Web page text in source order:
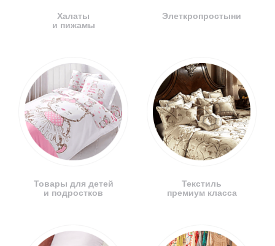
Халаты
и пижамы
Товары для детей
и подростков
Элеткропростыни
Текстиль
премиум класса